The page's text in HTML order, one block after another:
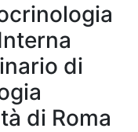
di
di Roma